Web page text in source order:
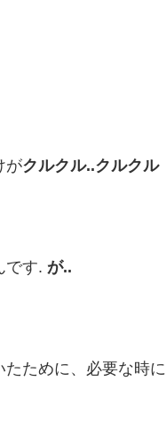
がクルクル..クルクル
です. が..
ために、必要な時に